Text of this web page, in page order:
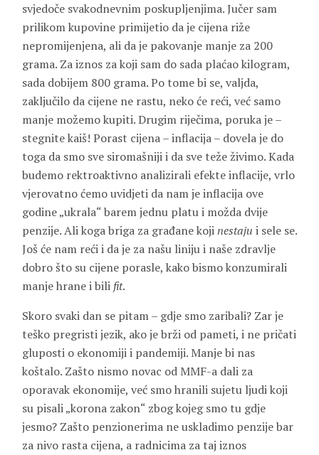
svjedoče svakodnevnim poskupljenjima. Jučer sam
prilikom kupovine primijetio da je cijena riže
nepromijenjena, ali da je pakovanje manje za 200
grama. Za iznos za koji sam do sada plaćao kilogram,
sada dobijem 800 grama. Po tome bi se, valjda,
zaključilo da cijene ne rastu, neko će reći, već samo
manje možemo kupiti. Drugim riječima, poruka je –
stegnite kaiš! Porast cijena – inflacija – dovela je do
toga da smo sve siromašniji i da sve teže živimo. Kada
budemo rektroaktivno analizirali efekte inflacije, vrlo
vjerovatno ćemo uvidjeti da nam je inflacija ove
godine „ukrala“ barem jednu platu i možda dvije
penzije. Ali koga briga za građane kojinestaju i sele se.
Još će nam reći i da je za našu liniju i naše zdravlje
dobro što su cijene porasle, kako bismo konzumirali
manje hrane i bili fit.
Skoro svaki dan se pitam – gdje smo zaribali? Zar je
teško pregristi jezik, ako je brži od pameti, i ne pričati
gluposti o ekonomiji i pandemiji. Manje bi nas
koštalo. Zašto nismo novac od MMF-a dali za
oporavak ekonomije, već smo hranili sujetu ljudi koji
su pisali „korona zakon“ zbog kojeg smo tu gdje
jesmo? Zašto penzionerima ne uskladimo penzije bar
za nivo rasta cijena, a radnicima za taj iznos